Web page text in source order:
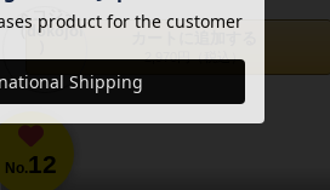
2,970円（税込）
No.12